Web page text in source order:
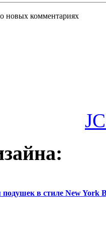
новых комментариях
в стиле New York